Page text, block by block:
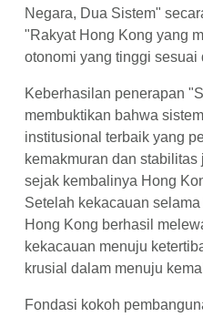
Negara, Dua Sistem"
"Rakyat Hong Kong yang
otonomi yang tinggi sesuai
Keberhasilan penerapan
membuktikan bahwa
institusional terbaik yang
kemakmuran dan
sejak kembalinya Hong
Setelah kekacauan
Hong Kong berhasil
kekacauan menuju
krusial dalam menuju
Fondasi kokoh